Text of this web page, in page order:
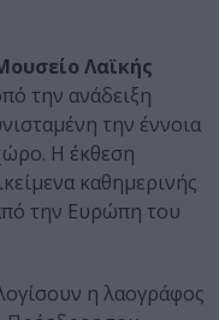
Λαϊκής
την ανάδειξη
την έννοια
Η έκθεση
καθημερινής
την Ευρώπη του
η λαογράφος